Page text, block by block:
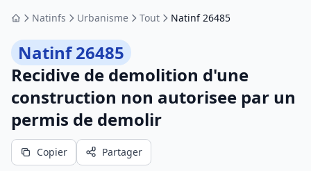
AccueilNatinfs Urbanisme Tout Natinf 26485
Natinf 26485
Recidive de demolition d'une
construction non autorisee par un
permis de demolir
Copier Partager